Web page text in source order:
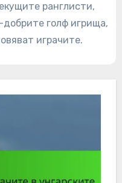
ранглисти,
голф игрища,
играчите.